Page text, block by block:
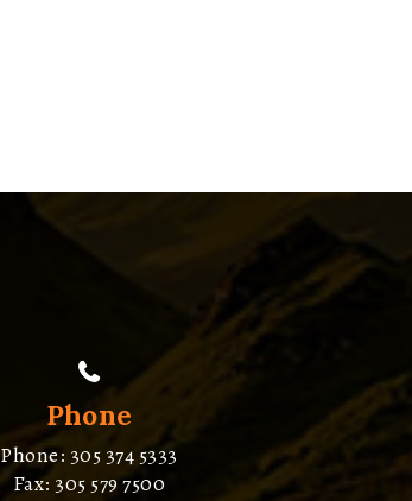
Phone
Phone: 305 374 5333
Fax: 305 579 7500